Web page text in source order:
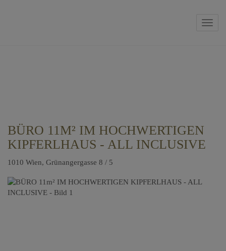
BÜRO 11M² IM HOCHWERTIGEN
KIPFERLHAUS - ALL INCLUSIVE
1010 Wien, Grünangergasse 8 / 5